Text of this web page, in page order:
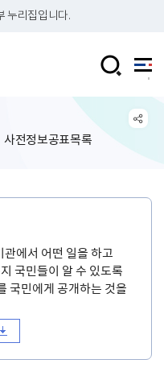
누리집입니다.
사전정보공표목록
에서 어떤 일을 하고
국민들이 알 수 있도록
국민에게 공개하는 것을